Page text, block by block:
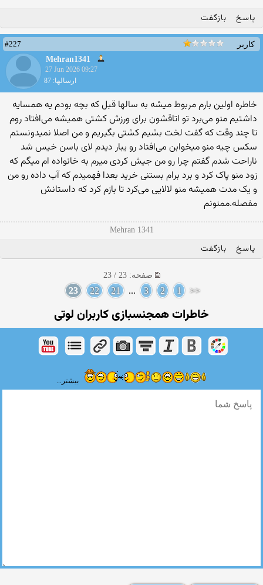
پاسخ بازگفت
کاربر
#227
Mehran1341
27 Jun 2026 09:27
ارسالها: 87
خاطره اولین بارم مربوط میشه به سالها قبل که بچه بودم یه همسایه
داشتیم منو می‌برد تو اتاقشون برای ورزش کشتی همیشه می‌افتاد روم
تا چند وقت که گفت لخت بشیم کشتی بگیریم و من اصلا نمیدونستم
سکس چیه منو میخوابن می‌افتاد رو یبار دیدم لای باسن خیس شد
ناراحت شدم گفتم چرا رو من جیش کردی میرم به خانواده ام میگم که
زود منو پاک کرد و برد برام بستنی خرید بعدا فهمیدم که آب داده رو من
و یک مدت همیشه منو لالایی می‌کرد تا بازم کرد که داستانش
مفصله.ممنونم
Mehran 1341
پاسخ بازگفت
صفحه: 23 / 23
<<
1
2
3
...
21
22
23
خاطرات همجنسبازی کاربران لوتی
بیشتر...